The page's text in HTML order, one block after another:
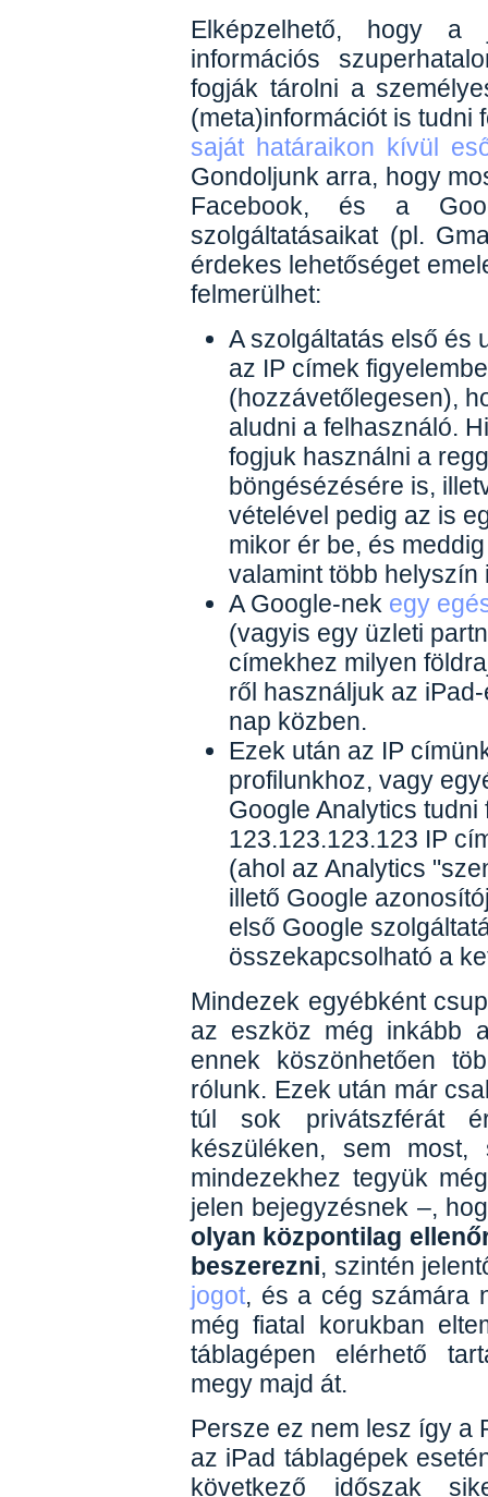
Elképzelhető, hogy a
információs
fogják tárolni a
(meta)információt is tudni
saját határaikon kívül
Gondoljunk arra, hogy
Facebook, és a
szolgáltatásaikat (pl.
érdekes lehetőséget
felmerülhet:
A szolgáltatás első és
az IP címek
(hozzávetőlegesen),
aludni a felhasználó.
fogjuk használni a
böngésézésére is,
vételével pedig az is
mikor ér be, és
valamint több
A Google-nek egy
(vagyis egy üzleti
címekhez milyen
ről használjuk az
nap közben.
Ezek után az IP
profilunkhoz, vagy
Google Analytics
123.123.123.123 IP
(ahol az Analytics
illető Google
első Google
összekapcsolható a
Mindezek egyébként
az eszköz még inkább
ennek köszönhetően
rólunk. Ezek után már
túl sok privátszférát
készüléken, sem
mindezekhez tegyük
jelen bejegyzésnek –,
olyan központilag
beszerezni, szintén
jogot, és a cég számára
még fiatal korukban
táblagépen elérhető
megy majd át.
Persze ez nem lesz így a
az iPad táblagépek
következő időszak